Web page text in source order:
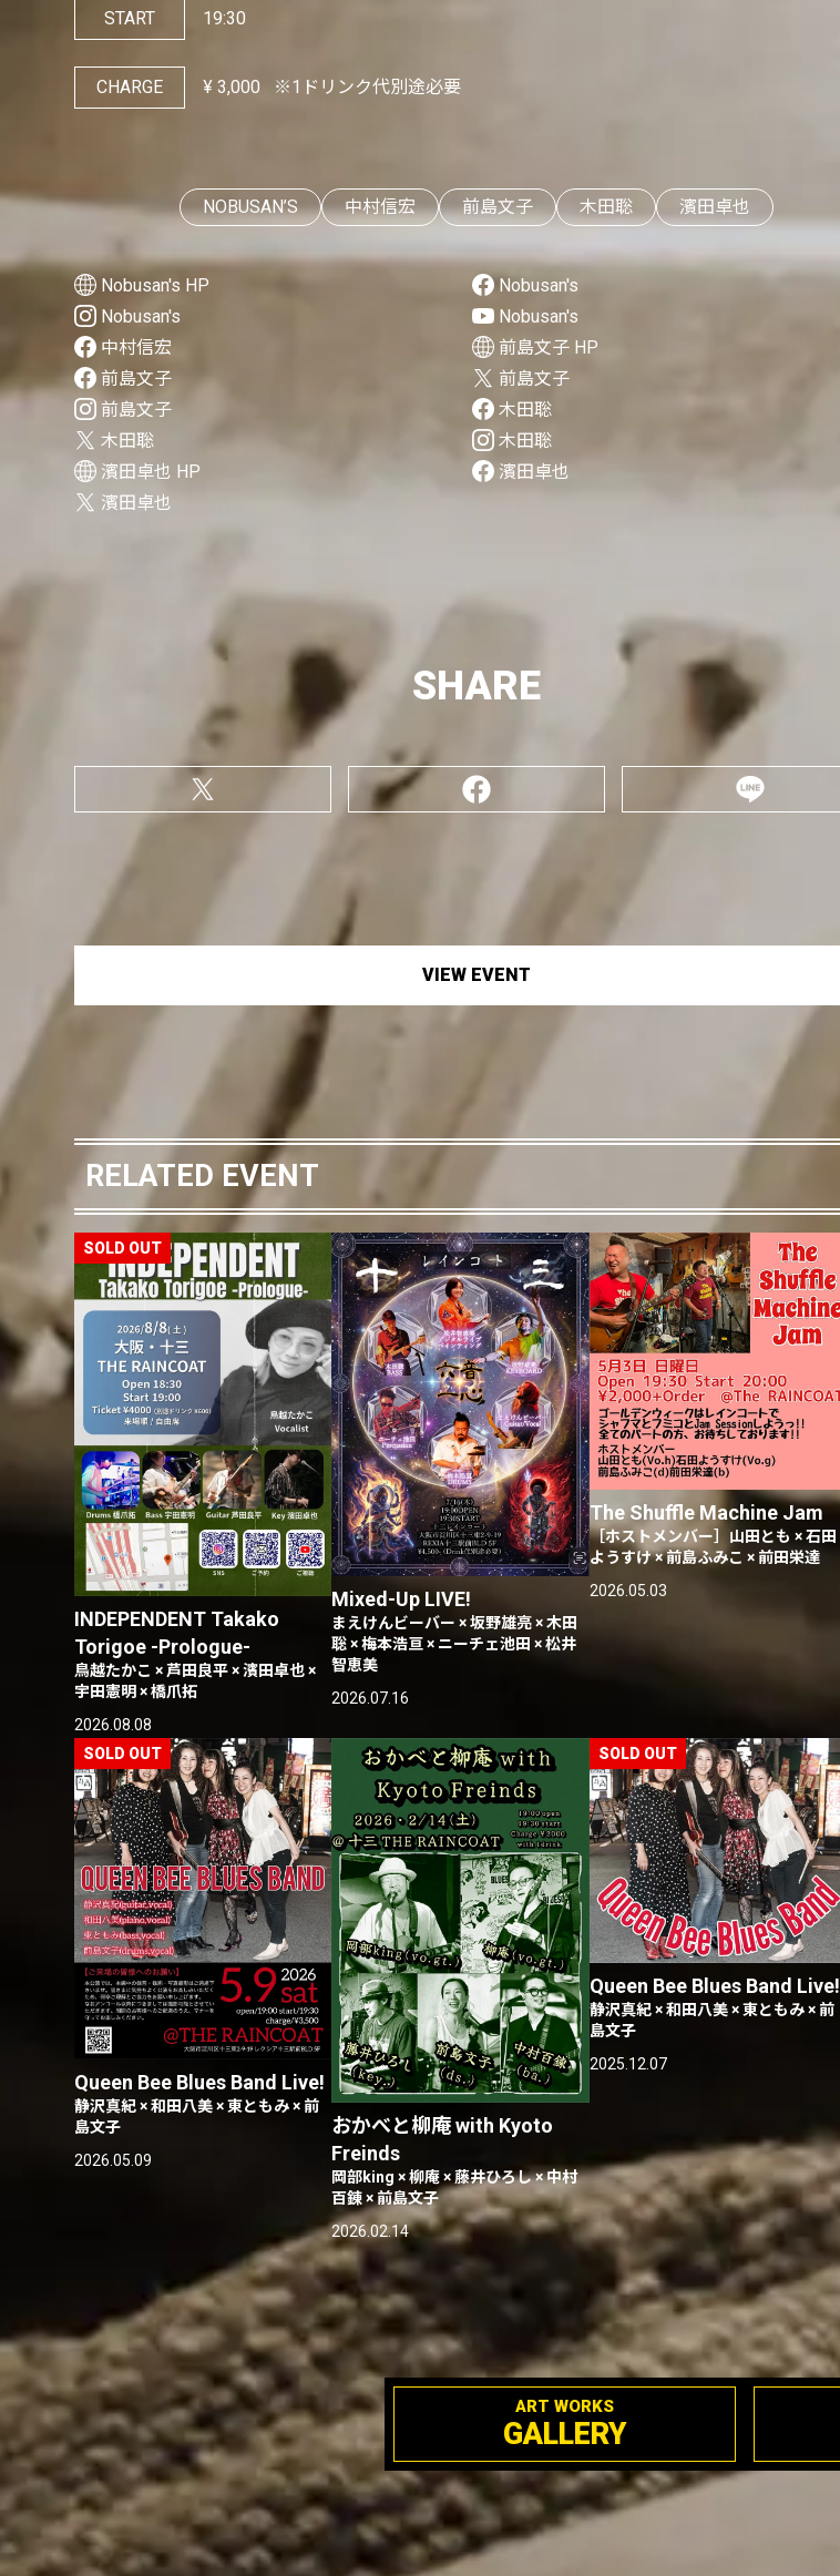
START 19:30
CHARGE ¥ 3,000 ※1ドリンク代別途必要
NOBUSAN’S 中村信宏 前島文子 木田聡 濱田卓也
Nobusan's HP
Nobusan's
Nobusan's
Nobusan's
中村信宏
前島文子 HP
前島文子
前島文子
前島文子
木田聡
木田聡
木田聡
濱田卓也 HP
濱田卓也
濱田卓也
SHARE
VIEW EVENT
RELATED EVENT
INDEPENDENT Takako
Torigoe -Prologue-
鳥越たかこ × 芦田良平 × 濱田卓也 ×
宇田憲明 × 橋爪拓
2026.08.08
Mixed-Up LIVE!
まえけんビーバー × 坂野雄亮 × 木田
聡 × 梅本浩亘 × ニーチェ池田 × 松井
智恵美
2026.07.16
The Shuffle Machine Jam
［ホストメンバー］山田とも × 石田
ようすけ × 前島ふみこ × 前田栄達
2026.05.03
Queen Bee Blues Band Live!
静沢真紀 × 和田八美 × 東ともみ × 前
島文子
2026.05.09
おかべと柳庵 with Kyoto
Freinds
岡部king × 柳庵 × 藤井ひろし × 中村
百錬 × 前島文子
2026.02.14
Queen Bee Blues Band Live!
静沢真紀 × 和田八美 × 東ともみ × 前
島文子
2025.12.07
ART WORKS
GALLERY